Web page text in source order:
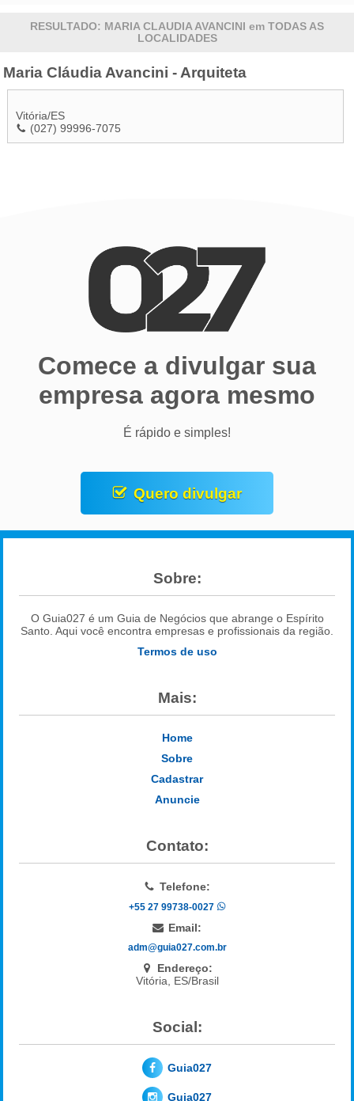
RESULTADO: MARIA CLAUDIA AVANCINI em TODAS AS
LOCALIDADES
Maria Cláudia Avancini - Arquiteta
Vitória/ES
(027) 99996-7075
Comece a divulgar sua
empresa agora mesmo
É rápido e simples!
Quero divulgar
Sobre:
O Guia027 é um Guia de Negócios que abrange o Espírito
Santo. Aqui você encontra empresas e profissionais da região.
Termos de uso
Mais:
Home
Sobre
Cadastrar
Anuncie
Contato:
Telefone:
+55 27 99738-0027
Email:
adm@guia027.com.br
Endereço:
Vitória, ES/Brasil
Social:
Guia027
Guia027